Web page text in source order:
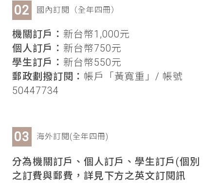
國內訂閱（全年四冊）
機關訂戶： 新台幣1,000元
個人訂戶： 新台幣750元
學生訂戶： 新台幣550元
郵政劃撥訂閱： 帳戶「黃寬重」/ 帳號
50447734
海外訂閱(全年四冊)
分為機關訂戶、個人訂戶、學生訂戶(個別
之訂費與郵費，詳見下方之英文訂閱訊